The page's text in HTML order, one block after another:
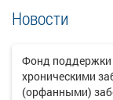
Новости
Фонд
хроническими
(орфанными)